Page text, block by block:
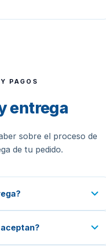
PAGOS
entrega
sobre el proceso de
de tu pedido.